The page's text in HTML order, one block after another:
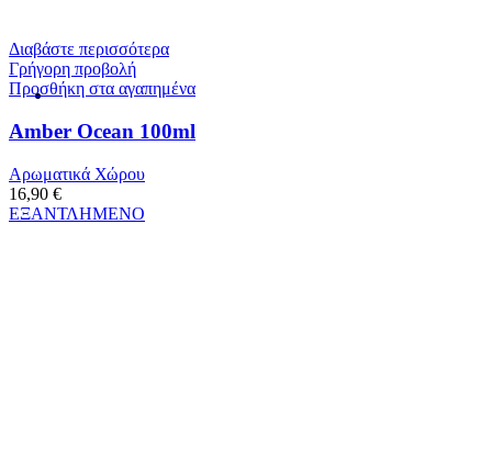
Διαβάστε περισσότερα
Γρήγορη προβολή
Προσθήκη στα αγαπημένα
Amber Ocean 100ml
Αρωματικά Χώρου
16,90 €
ΕΞΑΝΤΛΗΜΕΝΟ